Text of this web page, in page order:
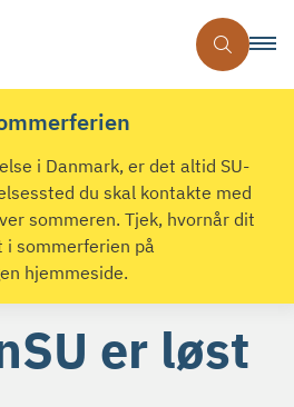
i Danmark, er det altid SU-
du skal kontakte med
sommeren. Tjek, hvornår dit
i sommerferien på
hjemmeside.
er løst